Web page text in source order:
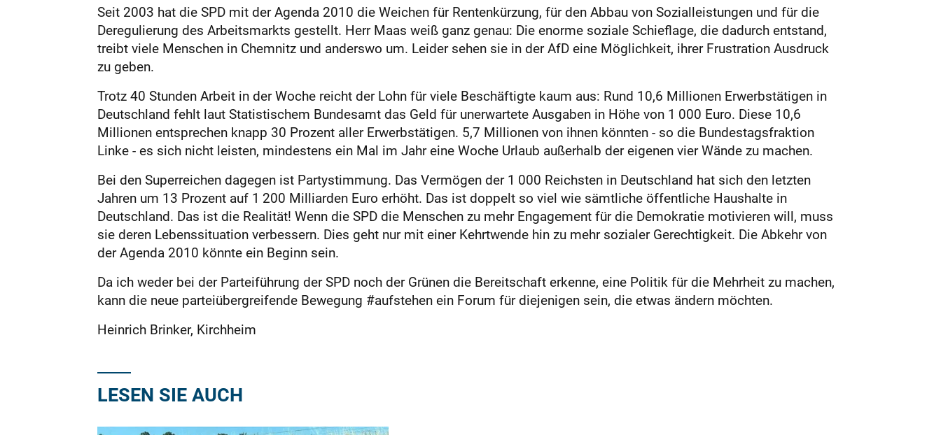
Seit 2003 hat die SPD mit der Agenda 2010 die Weichen für Rentenkürzung, für den Abbau von Sozialleistungen und für die
Deregulierung des Arbeitsmarkts gestellt. Herr Maas weiß ganz genau: Die enorme soziale Schieflage, die dadurch entstand,
treibt viele Menschen in Chemnitz und anderswo um. Leider sehen sie in der AfD eine Möglichkeit, ihrer Frustration Ausdruck
zu geben.
Trotz 40 Stunden Arbeit in der Woche reicht der Lohn für viele Beschäftigte kaum aus: Rund 10,6 Millionen Erwerbstätigen in
Deutschland fehlt laut Statistischem Bundesamt das Geld für unerwartete Ausgaben in Höhe von 1 000 Euro. Diese 10,6
Millionen entsprechen knapp 30 Prozent aller Erwerbstätigen. 5,7 Millionen von ihnen könnten - so die Bundestagsfraktion
Linke - es sich nicht leisten, mindestens ein Mal im Jahr eine Woche Urlaub außerhalb der eigenen vier Wände zu machen.
Bei den Superreichen dagegen ist Partystimmung. Das Vermögen der 1 000 Reichsten in Deutschland hat sich den letzten
Jahren um 13 Prozent auf 1 200 Milliarden Euro erhöht. Das ist doppelt so viel wie sämtliche öffentliche Haushalte in
Deutschland. Das ist die Realität! Wenn die SPD die Menschen zu mehr Engagement für die Demokratie motivieren will, muss
sie deren Lebenssituation verbessern. Dies geht nur mit einer Kehrtwende hin zu mehr sozialer Gerechtigkeit. Die Abkehr von
der Agenda 2010 könnte ein Beginn sein.
Da ich weder bei der Parteiführung der SPD noch der Grünen die Bereitschaft erkenne, eine Politik für die Mehrheit zu machen,
kann die neue parteiübergreifende Bewegung #aufstehen ein Forum für diejenigen sein, die etwas ändern möchten.
Heinrich Brinker, Kirchheim
LESEN SIE AUCH